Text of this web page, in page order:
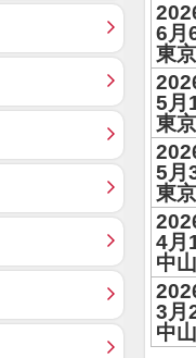
6月
東京
5月
東京
5月
東京
4月
中山
3月
中山